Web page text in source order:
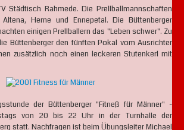
Städtisch Rahmede. Die Prellballmannschaften
Herne und Ennepetal. Die Büttenberger
einigen Prellballern das "Leben schwer". Zu
Büttenberger den fünften Pokal vom Ausrichter
zusätzlich noch einen leckeren Stutenkerl mit
der Büttenberger "Fitneß für Männer" -
von 20 bis 22 Uhr in der Turnhalle der
statt. Nachfragen ist beim Übungsleiter Michael